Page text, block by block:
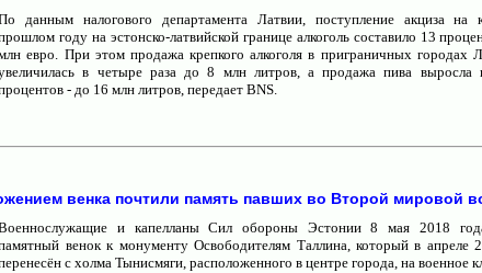
данным налогового департамента Латвии, поступление акциза на
году на эстонско-латвийской границе алкоголь составило 13
евро. При этом продажа крепкого алкоголя в приграничных городах
в четыре раза до 8 млн литров, а продажа пива выросла
- до 16 млн литров, передает BNS.
венка почтили память павших во Второй мировой
и капелланы Сил обороны Эстонии 8 мая 2018
венок к монументу Освободителям Таллина, который в апреле
с холма Тынисмяги, расположенного в центре города, на военное